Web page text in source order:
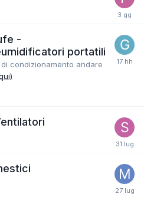
-
portatili
condizionamento andare